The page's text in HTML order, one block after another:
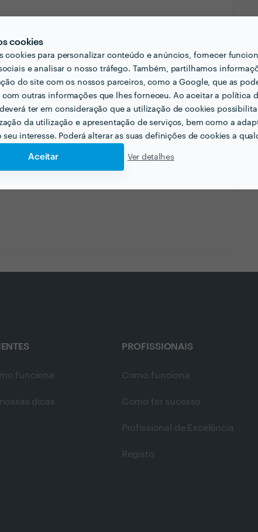
cookies
cookies para personalizar conteúdo e anúncios, fornecer
e analisar o nosso tráfego. Também, partilhamos
do site com os nossos parceiros, como a Google, que as
outras informações que lhes forneceu. Ao aceitar a política
ter em consideração que a utilização de cookies possibilita
da utilização e apresentação de serviços, bem como a
seu interesse. Poderá alterar as suas definições de cookies a
Aceitar Ver detalhes
grupo pequeno é que a maneira como eu
eu adapto o conteúdo das aulas tanto à
aluno como à dinâmica do grupo.
às necessidades e preferências dos
que torna as minhas aulas eficazes e motivantes.
profissional Verificar disponibilidade
funciona
dicas
PROFISSIONAIS
Como funciona
Como ter sucesso
Profissional de Excelência
Registo